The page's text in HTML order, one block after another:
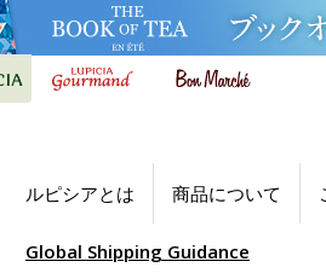
ルピシアとは 商品について
Global Shipping Guidance